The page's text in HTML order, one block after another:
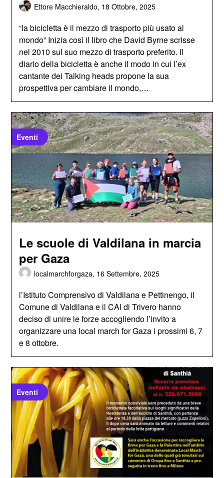
Ettore Macchieraldo, 18 Ottobre, 2025
“la bicicletta è il mezzo di trasporto più usato al
mondo” Inizia così il libro che David Byrne scrisse
nel 2010 sul suo mezzo di trasporto preferito. Il
diario della bicicletta è anche il modo in cui l’ex
cantante dei Talking heads propone la sua
prospettiva per cambiare il mondo,…
Eventi
Le scuole di Valdilana in marcia
per Gaza
localmarchforgaza, 16 Settembre, 2025
l’Istituto Comprensivo di Valdilana e Pettinengo, il
Comune di Valdilana e il CAI di Trivero hanno
deciso di unire le forze accogliendo l’invito a
organizzare una local march for Gaza i prossimi 6, 7
e 8 ottobre.
Eventi